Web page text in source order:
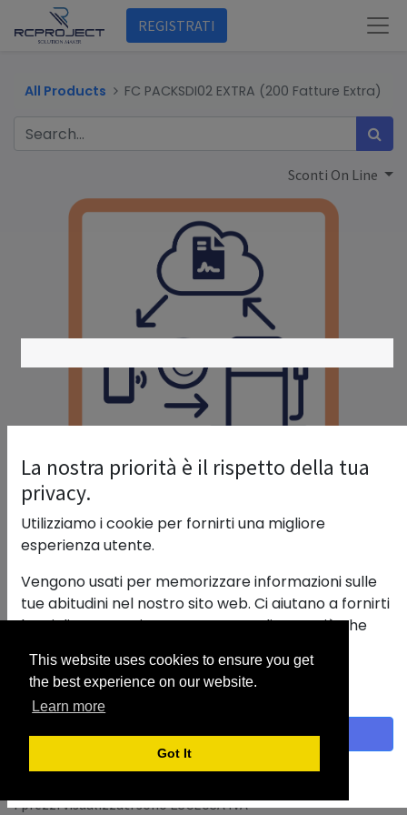
This website uses cookies to ensure you get
the best experience on our website.
Learn more
Got It
REGISTRATI
All Products FC PACKSDI02 EXTRA (200 Fatture Extra)
Sconti On Line
FC PACKSDI02 EXTRA (200 Fatture
Extra)
N° di fatture attive e/o Passive (se cominicato a AdE)
da utilizzare entro il 31 dicembre
Pacchetto solo in aggiunta
I prezzi visualizzati sono ESCLUSA IVA
La nostra priorità è il rispetto della tua
privacy.
Utilizziamo i cookie per fornirti una migliore
esperienza utente.
Vengono usati per memorizzare informazioni sulle
tue abitudini nel nostro sito web. Ci aiutano a fornirti
la migliore esperienza e a personalizzare ciò che
Con un clic sul banner fornisci il consenso alla
raccolta dei dati.
Accetto
Politica sui cookie